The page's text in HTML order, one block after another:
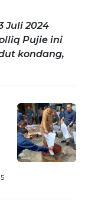
Juli 2024
Pujie ini
kondang,